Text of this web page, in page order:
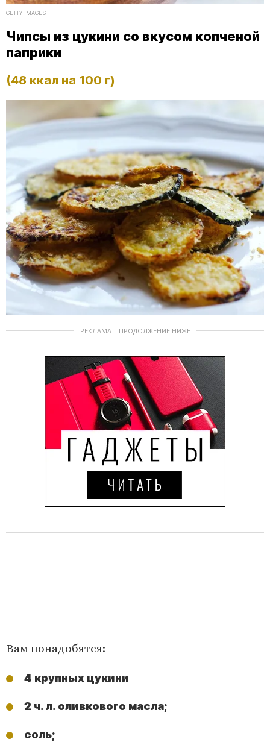
GETTY IMAGES
Чипсы из цукини со вкусом копченой
паприки
(48 ккал на 100 г)
РЕКЛАМА – ПРОДОЛЖЕНИЕ НИЖЕ
Вам понадобятся:
4 крупных цукини
2 ч. л. оливкового масла;
соль;